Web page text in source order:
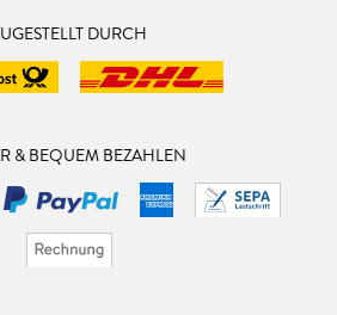
DURCH
& BEQUEM BEZAHLEN